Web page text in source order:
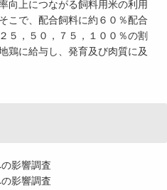
向上につながる飼料用米の利用
こで、配合飼料に約６０％配合
５，５０，７５，１００％の割
鶏に給与し、発育及び肉質に及
影響調査
影響調査